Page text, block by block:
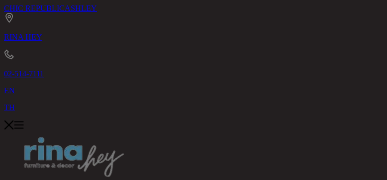
CHIC REPUBLICASHLEY
RINA HEY
02-514-7111
EN
TH